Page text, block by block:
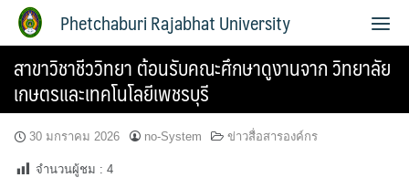
Phetchaburi Rajabhat University
สาขาวิชาชีววิทยา ต้อนรับคณะศึกษาดูงานจาก วิทยาลัย
เกษตรและเทคโนโลยีเพชรบุรี
30 มกราคม 2026 no-System ข่าวสื่อสารองค์กร
จำนวนผู้ชม : 4